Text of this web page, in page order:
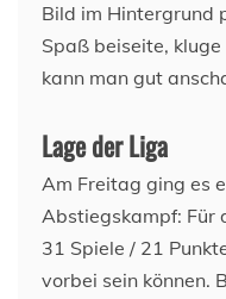
Bild im Hintergrund
Spaß beiseite,
kann man gut
Lage der Liga
Am Freitag ging es
Abstiegskampf: Für
31 Spiele / 21
vorbei sein können.